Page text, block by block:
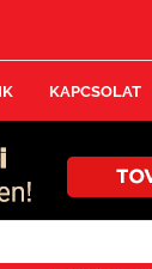
KAPCSOLAT